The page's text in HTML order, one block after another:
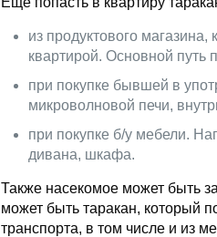
из продуктового
квартирой. Основной путь
при покупке бывшей в
микроволновой печи,
при покупке б/у мебели.
дивана, шкафа.
Также насекомое может быть
может быть таракан, который
транспорта, в том числе и из